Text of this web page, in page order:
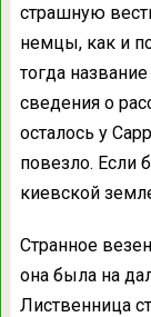
страшную
немцы, как и
тогда
сведения о
осталось у
повезло. Если
киевской
Странное
она была на
Лиственница